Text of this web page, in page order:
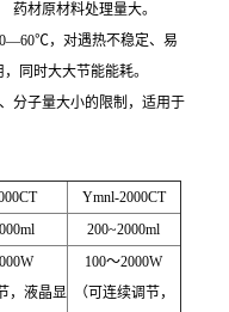
药材原材料处理量大。
℃，对遇热不稳定、易
同时大大节能能耗。
分子量大小的限制，适用于
Ymnl-2000CT
200~2000ml
，液晶显
100～2000W
（可连续调节，